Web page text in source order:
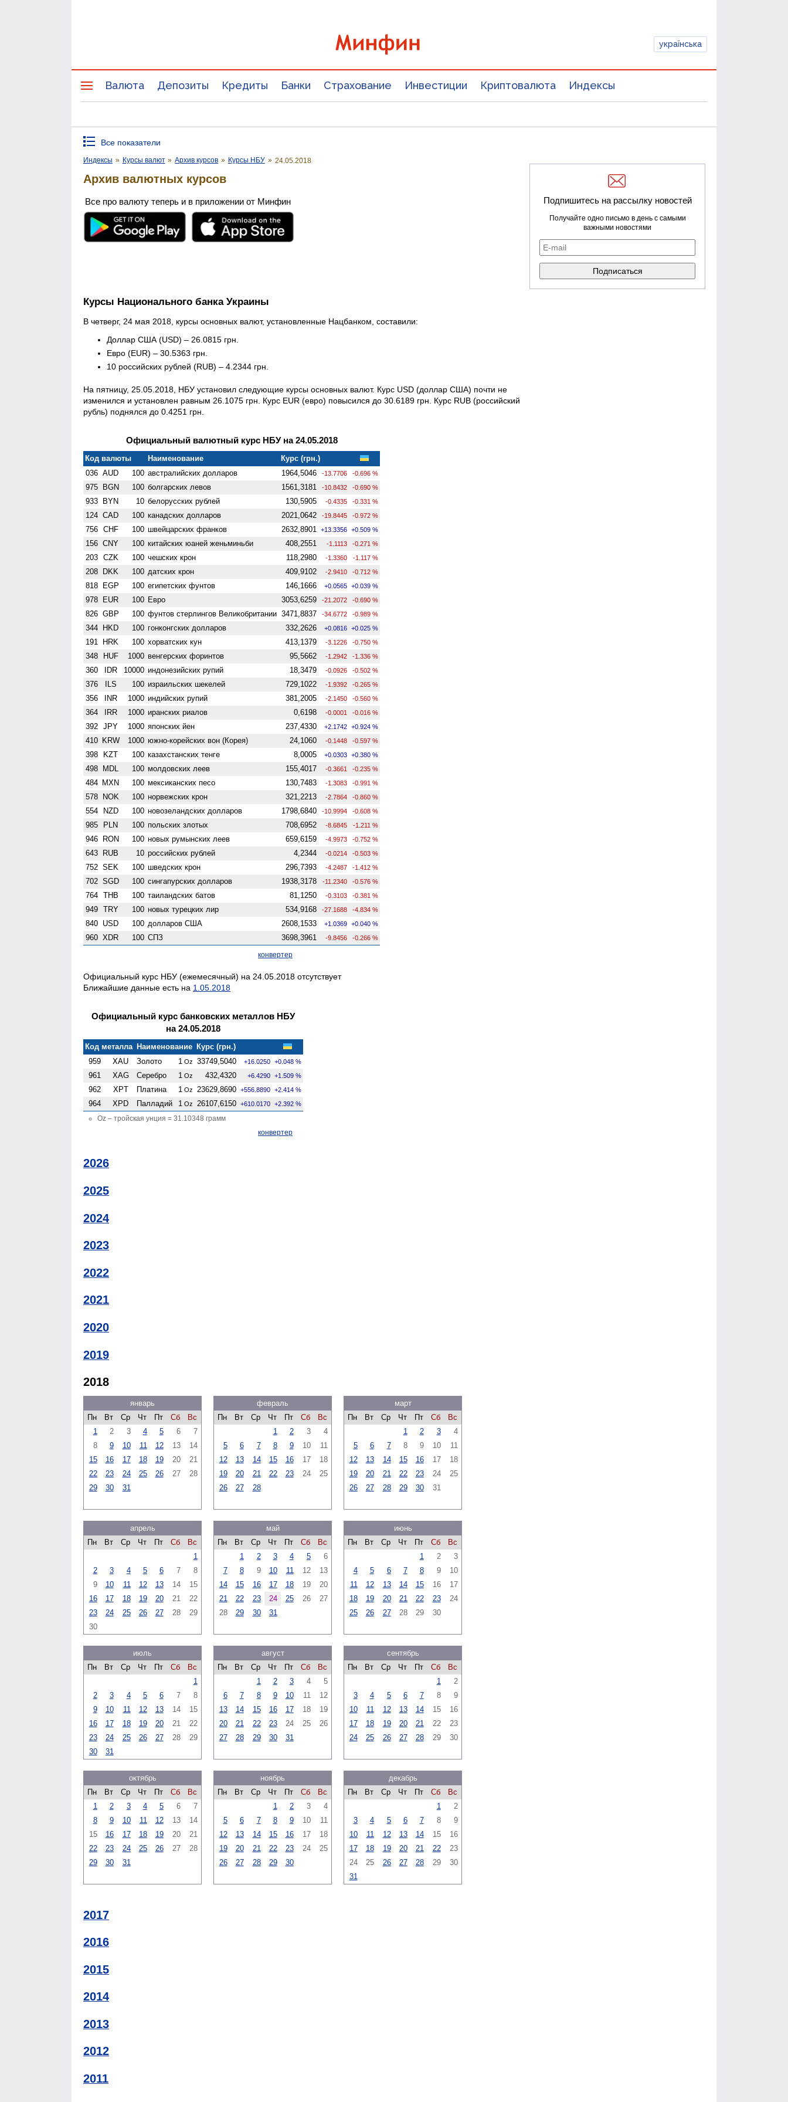
українська
Валюта Депозиты Кредиты Банки Страхование Инвестиции Криптовалюта Индексы
Все показатели
Индексы » Курсы валют » Архив курсов » Курсы НБУ » 24.05.2018
Архив валютных курсов
Все про валюту теперь и в приложении от Минфин
Курсы Национального банка Украины
В четверг, 24 мая 2018, курсы основных валют, установленные Нацбанком, составили:
Доллар США (USD) – 26.0815 грн.
Евро (EUR) – 30.5363 грн.
10 российских рублей (RUB) – 4.2344 грн.
На пятницу, 25.05.2018, НБУ установил следующие курсы основных валют. Курс USD (доллар США) почти не
изменился и установлен равным 26.1075 грн. Курс EUR (евро) повысился до 30.6189 грн. Курс RUB (российский
рубль) поднялся до 0.4251 грн.
Официальный валютный курс НБУ на 24.05.2018
Код валюты Наименование
Курс (грн.)
036 AUD 100 австралийских долларов 1964,5046 -13.7706 -0.696 %
975 BGN 100 болгарских левов 1561,3181 -10.8432 -0.690 %
933 BYN 10 белорусских рублей 130,5905 -0.4335 -0.331 %
124 CAD 100 канадских долларов 2021,0642 -19.8445 -0.972 %
756 CHF 100 швейцарских франков 2632,8901 +13.3356 +0.509 %
156 CNY 100 китайских юаней женьминьби 408,2551 -1.1113 -0.271 %
203 CZK 100 чешских крон 118,2980 -1.3360 -1.117 %
208 DKK 100 датских крон 409,9102 -2.9410 -0.712 %
818 EGP 100 египетских фунтов 146,1666 +0.0565 +0.039 %
978 EUR 100 Евро 3053,6259 -21.2072 -0.690 %
826 GBP 100 фунтов стерлингов Велико­британии 3471,8837 -34.6772 -0.989 %
344 HKD 100 гонконгских долларов 332,2626 +0.0816 +0.025 %
191 HRK 100 хорватских кун 413,1379 -3.1226 -0.750 %
348 HUF 1000 венгерских форинтов 95,5662 -1.2942 -1.336 %
360 IDR 10000 индонезийских рупий 18,3479 -0.0926 -0.502 %
376 ILS 100 израильских шекелей 729,1022 -1.9392 -0.265 %
356 INR 1000 индийских рупий 381,2005 -2.1450 -0.560 %
364 IRR 1000 иранских риалов 0,6198 -0.0001 -0.016 %
392 JPY 1000 японских йен 237,4330 +2.1742 +0.924 %
410 KRW 1000 южно-корейских вон (Корея) 24,1060 -0.1448 -0.597 %
398 KZT 100 казахстанских тенге 8,0005 +0.0303 +0.380 %
498 MDL 100 молдовских леев 155,4017 -0.3661 -0.235 %
484 MXN 100 мексиканских песо 130,7483 -1.3083 -0.991 %
578 NOK 100 норвежских крон 321,2213 -2.7864 -0.860 %
554 NZD 100 ново­зеландских долларов 1798,6840 -10.9994 -0.608 %
985 PLN 100 польских злотых 708,6952 -8.6845 -1.211 %
946 RON 100 новых румынских леев 659,6159 -4.9973 -0.752 %
643 RUB 10 российских рублей 4,2344 -0.0214 -0.503 %
752 SEK 100 шведских крон 296,7393 -4.2487 -1.412 %
702 SGD 100 сингапурских долларов 1938,3178 -11.2340 -0.576 %
764 THB 100 таиландских батов 81,1250 -0.3103 -0.381 %
949 TRY 100 новых турецких лир 534,9168 -27.1688 -4.834 %
840 USD 100 долларов США 2608,1533 +1.0369 +0.040 %
960 XDR 100 СПЗ 3698,3961 -9.8456 -0.266 %
конвертер
Официальный курс НБУ (ежемесячный) на 24.05.2018 отсутствует
Ближайшие данные есть на 1.05.2018
Официальный курс банковских металлов НБУ
на 24.05.2018
Код металла Наименование Курс (грн.)
959
XAU Золото 1 Oz 33749,5040 +16.0250 +0.048 %
961 XAG Серебро 1 Oz 432,4320 +6.4290 +1.509 %
962 XPT Платина 1 Oz 23629,8690 +556.8890 +2.414 %
964 XPD Палладий 1 Oz 26107,6150 +610.0170 +2.392 %
Oz – тройская унция = 31.10348 грамм
конвертер
2026
2025
2024
2023
2022
2021
2020
2019
2018
январь
Пн
Вт Ср Чт Пт Сб
Вс
1
2 3 4 5 6
7
8
9 10 11 12 13
14
15
16 17 18 19 20
21
22
23 24 25 26 27
28
29
30 31
февраль
Пн
Вт Ср Чт Пт Сб
Вс
1
2 3
4
5
6 7 8 9 10
11
12
13 14 15 16 17
18
19
20 21 22 23 24
25
26
27 28
март
Пн
Вт Ср Чт Пт Сб
Вс
1
2 3
4
5
6 7 8 9 10
11
12
13 14 15 16 17
18
19
20 21 22 23 24
25
26
27 28 29 30 31
апрель
Пн
Вт Ср Чт Пт Сб
Вс
1
2
3 4 5 6 7
8
9
10 11 12 13 14
15
16
17 18 19 20 21
22
23
24 25 26 27 28
29
30
май
Пн
Вт Ср Чт Пт Сб
Вс
1
2 3 4 5
6
7
8 9 10 11 12
13
14
15 16 17 18 19
20
21
22 23 24 25 26
27
28
29 30 31
июнь
Пн
Вт Ср Чт Пт Сб
Вс
1
2
3
4
5 6 7 8 9
10
11
12 13 14 15 16
17
18
19 20 21 22 23
24
25
26 27 28 29 30
июль
Пн
Вт Ср Чт Пт Сб
Вс
1
2
3 4 5 6 7
8
9
10 11 12 13 14
15
16
17 18 19 20 21
22
23
24 25 26 27 28
29
30
31
август
Пн
Вт Ср Чт Пт Сб
Вс
1
2 3 4
5
6
7 8 9 10 11
12
13
14 15 16 17 18
19
20
21 22 23 24 25
26
27
28 29 30 31
сентябрь
Пн
Вт Ср Чт Пт Сб
Вс
1
2
3
4 5 6 7 8
9
10
11 12 13 14 15
16
17
18 19 20 21 22
23
24
25 26 27 28 29 30
октябрь
Пн
Вт Ср Чт Пт Сб
Вс
1
2 3 4 5 6
7
8
9 10 11 12 13
14
15
16 17 18 19 20
21
22
23 24 25 26 27
28
29
30 31
ноябрь
Пн
Вт Ср Чт Пт Сб
Вс
1
2 3
4
5
6 7 8 9 10
11
12
13 14 15 16 17
18
19
20 21 22 23 24
25
26
27 28 29 30
декабрь
Пн
Вт Ср Чт Пт Сб
Вс
1
2
3
4 5 6 7 8
9
10
11 12 13 14 15
16
17
18 19 20 21 22
23
24
25 26 27 28 29
30
31
2017
2016
2015
2014
2013
2012
2011
Подпишитесь на рассылку новостей
Получайте одно письмо в день с самыми
важными новостями